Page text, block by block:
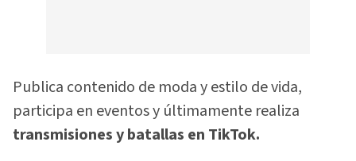
Publica contenido de moda y estilo de vida,
participa en eventos y últimamente realiza
transmisiones y batallas en TikTok.